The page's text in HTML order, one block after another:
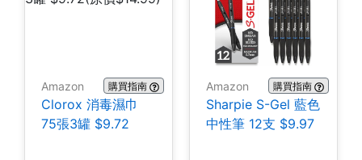
Amazon 購買指南
Clorox 消毒濕巾
75張3罐 $9.72
Amazon 購買指南
Sharpie S-Gel 藍色
中性筆 12支 $9.97